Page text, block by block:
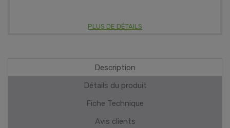
PLUS DE DÉTAILS
Description
Détails du produit
Fiche Technique
Avis clients